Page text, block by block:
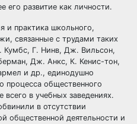
его развитие как личности.
и практика школьного,
связанные с трудами таких
Кумбс, Г. Нинв, Дж. Вильсон,
Дж. Анкс, К. Кенис-тон,
и др., единодушно
процесса общественного
в учебных заведениях.
в отсутствии
общественной деятельности и